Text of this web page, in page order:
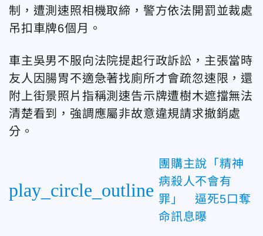
制，遭測速照相機取締，警方依法開罰並裁處
吊扣車牌6個月。
車主吳男不服向法院提起行政訴訟，主張當時
友人因腸胃不適急著找廁所才會疏忽速限，還
附上街景照片指稱測速告示牌遭樹木遮擋無法
清楚看到，強調應屬非故意違規請求撤銷處
分。
play_circle_outline
團購主說「精神
病殺人不會有
罪」 逼死5口奪
命訊息曝